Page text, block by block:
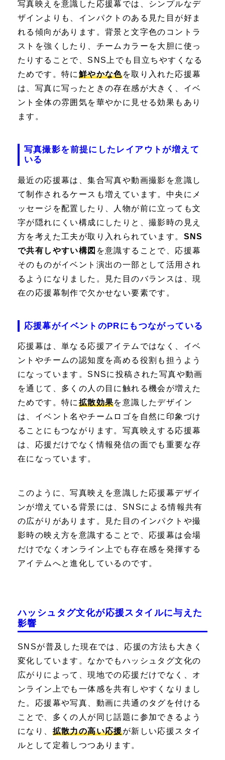
写真映えを意識した応援幕では、シンプルなデ
ザインよりも、インパクトのある見た目が好ま
れる傾向があります。背景と文字色のコントラ
ストを強くしたり、チームカラーを大胆に使っ
たりすることで、SNS上でも目立ちやすくなる
ためです。特に鮮やかな色を取り入れた応援幕
は、写真に写ったときの存在感が大きく、イベ
ント全体の雰囲気を華やかに見せる効果もあり
ます。
写真撮影を前提にしたレイアウトが増えて
いる
最近の応援幕は、集合写真や動画撮影を意識し
て制作されるケースも増えています。中央にメ
ッセージを配置したり、人物が前に立っても文
字が隠れにくい構成にしたりと、撮影時の見え
方を考えた工夫が取り入れられています。 SNS
で共有しやすい構図 を意識することで、応援幕
そのものがイベント演出の一部として活用され
るようになりました。見た目のバランスは、現
在の応援幕制作で欠かせない要素です。
応援幕がイベントのPRにもつながっている
応援幕は、単なる応援アイテムではなく、イベ
ントやチームの認知度を高める役割も担うよう
になっています。SNSに投稿された写真や動画
を通じて、多くの人の目に触れる機会が増えた
ためです。特に 拡散効果を意識したデザイン
は、イベント名やチームロゴを自然に印象づけ
ることにもつながります。写真映えする応援幕
は、応援だけでなく情報発信の面でも重要な存
在になっています。
このように、写真映えを意識した応援幕デザイ
ンが増えている背景には、SNSによる情報共有
の広がりがあります。見た目のインパクトや撮
影時の映え方を意識することで、応援幕は会場
だけでなくオンライン上でも存在感を発揮する
アイテムへと進化しているのです。
ハッシュタグ文化が応援スタイルに与えた
影響
SNSが普及した現在では、応援の方法も大きく
変化しています。なかでもハッシュタグ文化の
広がりによって、現地での応援だけでなく、オ
ンライン上でも一体感を共有しやすくなりまし
た。応援幕や写真、動画に共通のタグを付ける
ことで、多くの人が同じ話題に参加できるよう
になり、 拡散力の高い応援が新しい応援スタイ
ルとして定着しつつあります。